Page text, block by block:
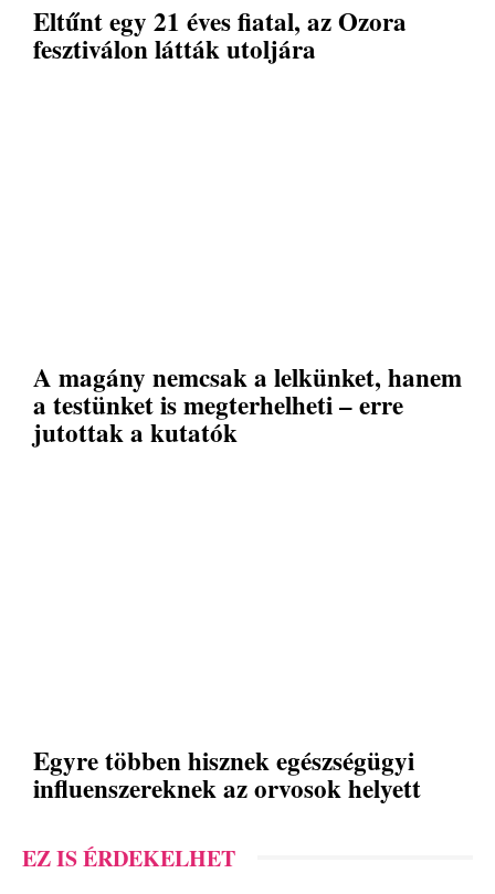
Eltűnt egy 21 éves fiatal, az Ozora
fesztiválon látták utoljára
A magány nemcsak a lelkünket, hanem
a testünket is megterhelheti – erre
jutottak a kutatók
Egyre többen hisznek egészségügyi
influenszereknek az orvosok helyett
EZ IS ÉRDEKELHET